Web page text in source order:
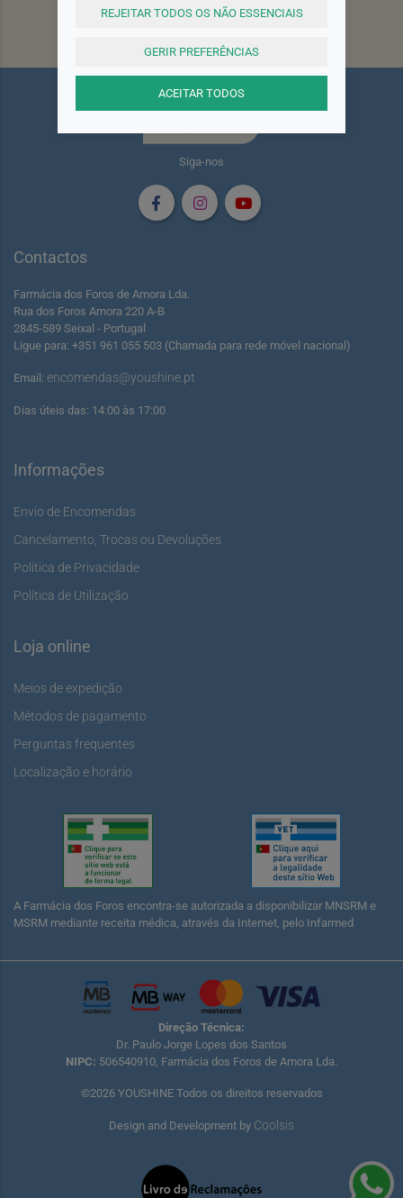
Siga-nos
Contactos
Farmácia dos Foros de Amora Lda.
Rua dos Foros Amora 220 A-B
2845-589 Seixal - Portugal
Ligue para: +351 961 055 503 (Chamada para rede móvel nacional)
Email: encomendas@youshine.pt
Dias úteis das: 14:00 às 17:00
Informações
Envio de Encomendas
Cancelamento, Trocas ou Devoluções
Política de Privacidade
Política de Utilização
Loja online
Meios de expedição
Métodos de pagamento
Perguntas frequentes
Localização e horário
A Farmácia dos Foros encontra-se autorizada a disponibilizar MNSRM e
MSRM mediante receita médica, através da Internet, pelo Infarmed
Direção Técnica:
Dr. Paulo Jorge Lopes dos Santos
NIPC: 506540910, Farmácia dos Foros de Amora Lda.
©2026 YOUSHINE Todos os direitos reservados
Design and Development by Coolsis
REJEITAR TODOS OS NÃO ESSENCIAIS
GERIR PREFERÊNCIAS
ACEITAR TODOS